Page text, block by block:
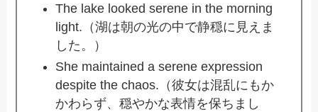
The lake looked serene in the morning
light.（湖は朝の光の中で静穏に見えま
した。）
She maintained a serene expression
despite the chaos.（彼女は混乱にもか
かわらず、穏やかな表情を保ちまし